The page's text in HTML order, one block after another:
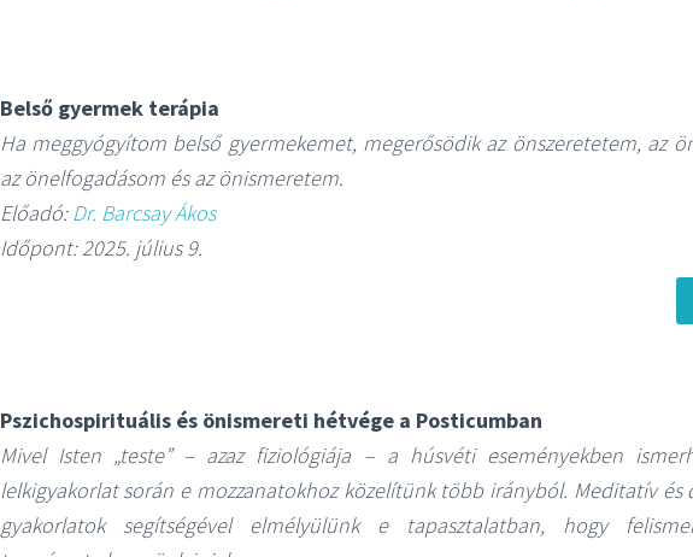
Belső gyermek terápia
Ha meggyógyítom belső gyermekemet, megerősödik az önszeretetem, az
azönelfogadásom és az önismeretem.
Előadó:Dr. Barcsay Ákos
Időpont: 2025. július 9.
Pszichospirituális és önismereti hétvége a Posticumban
Mivel Isten „teste” – azaz fiziológiája – a húsvéti eseményekben
lelkigyakorlat során e mozzanatokhoz közelítünk több irányból. Meditatív és
gyakorlatok segítségével elmélyülünk e tapasztalatban, hogy